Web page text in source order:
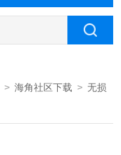
>海角社区下载 > 无损